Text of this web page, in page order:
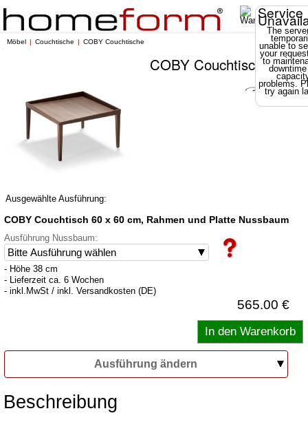
Service
The
unable to
your
to
problems.
try again
Möbel Couchtische COBY Couchtische
COBY Couchtische
Ausgewählte Ausführung:
COBY Couchtisch 60 x 60 cm, Rahmen und Platte Nussbaum
Ausführung Nussbaum:
- Höhe 38 cm
- Lieferzeit ca. 6 Wochen
- inkl.MwSt / inkl. Versandkosten (DE)
565.00 €
Ausführung ändern
Beschreibung